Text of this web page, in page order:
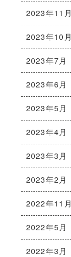
2023年11月
2023年10月
2023年7月
2023年6月
2023年5月
2023年4月
2023年3月
2023年2月
2022年11月
2022年5月
2022年3月